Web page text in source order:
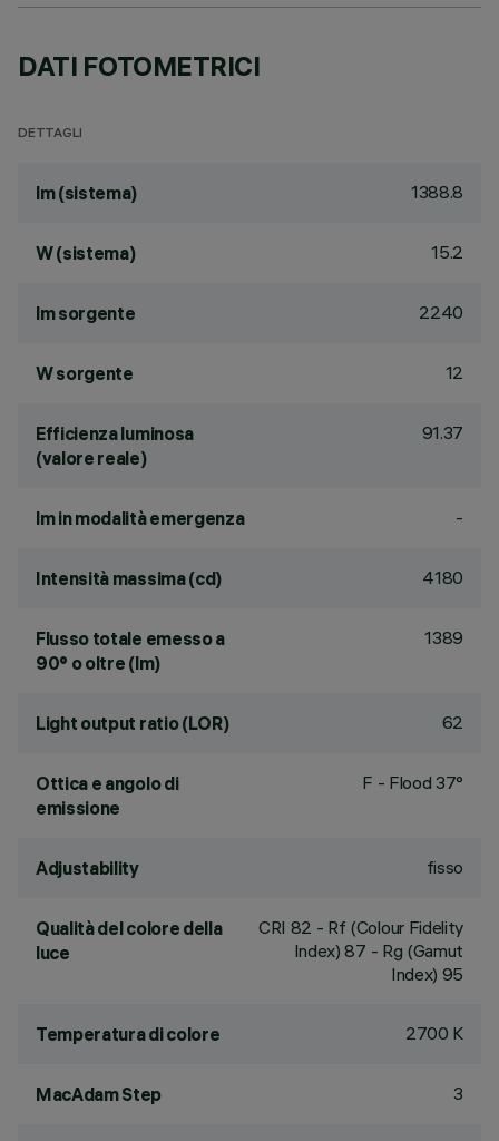
DATI FOTOMETRICI
DETTAGLI
lm (sistema) 1388.8
W (sistema) 15.2
lm sorgente 2240
W sorgente 12
Efficienza luminosa
(valore reale)
91.37
lm in modalità emergenza -
Intensità massima (cd) 4180
Flusso totale emesso a
90° o oltre (lm)
1389
Light output ratio (LOR) 62
Ottica e angolo di
emissione
F - Flood 37°
Adjustability fisso
Qualità del colore della
luce
CRI 82 - Rf (Colour Fidelity
Index) 87 - Rg (Gamut
Index) 95
Temperatura di colore 2700 K
MacAdam Step 3